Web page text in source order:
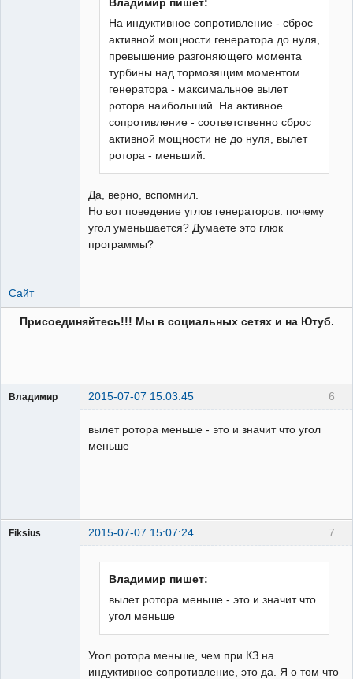
На индуктивное сопротивление - сброс
активной мощности генератора до нуля,
превышение разгоняющего момента
турбины над тормозящим моментом
генератора - максимальное вылет
ротора наибольший. На активное
сопротивление - соответственно сброс
активной мощности не до нуля, вылет
ротора - меньший.
Да, верно, вспомнил.
Но вот поведение углов генераторов: почему
угол уменьшается? Думаете это глюк
программы?
Сайт
Присоединяйтесь!!! Мы в социальных сетях и на Ютуб.
6
Владимир 2015-07-07 15:03:45
вылет ротора меньше - это и значит что угол
меньше
7
Fiksius 2015-07-07 15:07:24
Владимир пишет:
вылет ротора меньше - это и значит что
угол меньше
Угол ротора меньше, чем при КЗ на
индуктивное сопротивление, это да. Я о том что